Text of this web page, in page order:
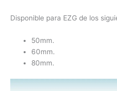
Disponible para EZG de los
50mm.
60mm.
80mm.